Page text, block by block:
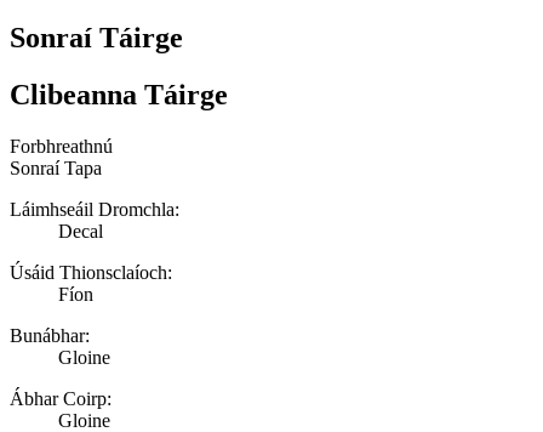
Sonraí Táirge
Clibeanna Táirge
Forbhreathnú
Sonraí Tapa
Láimhseáil Dromchla:
Decal
Úsáid Thionsclaíoch:
Fíon
Bunábhar:
Gloine
Ábhar Coirp:
Gloine